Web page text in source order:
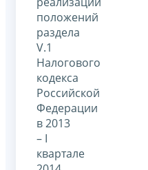
положений
раздела
V.1
Налогового
кодекса
Российской
Федерации
в 2013
– I
квартале